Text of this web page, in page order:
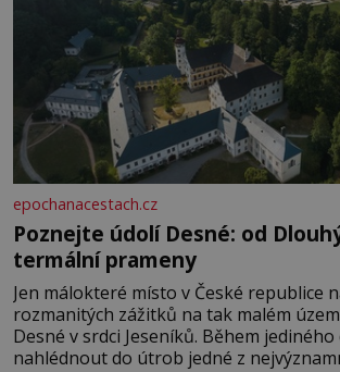
epochanacestach.cz
Poznejte údolí Desné: od
termální prameny
Jen málokteré místo v České republice
rozmanitých zážitků na tak malém
Desné v srdci Jeseníků. Během
nahlédnout do útrob jedné z